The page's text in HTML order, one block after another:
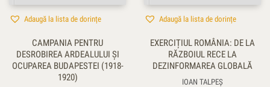
Adaugă la lista de dorințe
CAMPANIA PENTRU
DESROBIREA ARDEALULUI ŞI
OCUPAREA BUDAPESTEI (1918-
1920)
Adaugă la lista de dorințe
EXERCIȚIUL ROMÂNIA: DE LA
RĂZBOIUL RECE LA
DEZINFORMAREA GLOBALĂ
IOAN TALPEŞ